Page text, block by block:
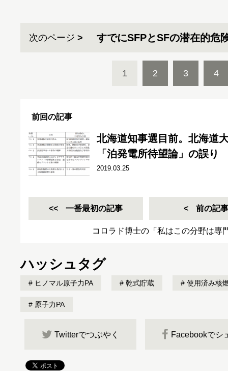
次のページ すでにSFPとSFの潜在的危
1 2 3 4
前回の記事
北海道知事選目前。北海道
「泊発電所待望論」の誤り
2019.03.25
一番最初の記事 前の記事
コロラド博士の「私はこの分野は専
ハッシュタグ
ヒノマル原子力PA 乾式貯蔵 使用済み核
原子力PA
Twitterでつぶやく Facebookでシ